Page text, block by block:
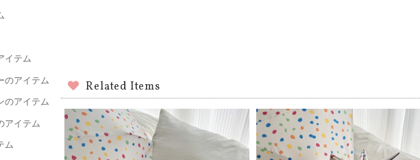
イテム
のアイテム
のアイテム
アイテム
ム
Related Items